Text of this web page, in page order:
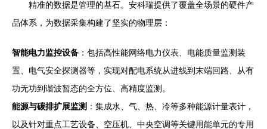
精准的数据是管理的基石。安科瑞提供了覆盖全场景的硬件产
品体系，为数据采集构建了坚实的物理层：
智能电力监控设备 ：包括高性能网络电力仪表、电能质量监测装
置、电气安全探测器等，实现对配电系统从进线到末端回路、从有
功无功到谐波暂态的全方位、高精度监测。
能源与碳排扩展监测 ：集成水、气、热、冷等多种能源计量表计，
以及针对重点工艺设备、空压机、中央空调等关键用能单元的专用